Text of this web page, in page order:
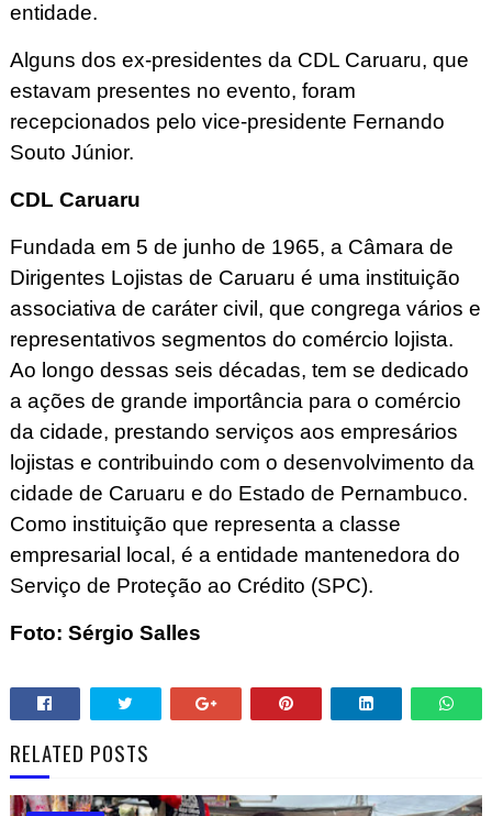
entidade.
Alguns dos ex-presidentes da CDL Caruaru, que
estavam presentes no evento, foram
recepcionados pelo vice-presidente Fernando
Souto Júnior.
CDL Caruaru
Fundada em 5 de junho de 1965, a Câmara de
Dirigentes Lojistas de Caruaru é uma instituição
associativa de caráter civil, que congrega vários e
representativos segmentos do comércio lojista.
Ao longo dessas seis décadas, tem se dedicado
a ações de grande importância para o comércio
da cidade, prestando serviços aos empresários
lojistas e contribuindo com o desenvolvimento da
cidade de Caruaru e do Estado de Pernambuco.
Como instituição que representa a classe
empresarial local, é a entidade mantenedora do
Serviço de Proteção ao Crédito (SPC).
Foto: Sérgio Salles
RELATED POSTS